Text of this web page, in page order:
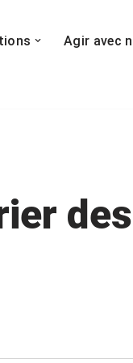
Agir avec